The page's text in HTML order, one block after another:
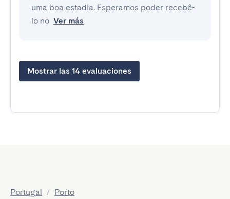
uma boa estadia. Esperamos poder recebê-
lo no Ver más
Mostrar las 14 evaluaciones
Portugal / Porto